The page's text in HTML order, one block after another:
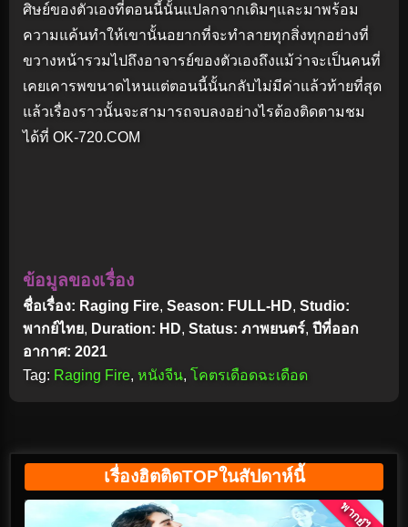
ศิษย์ของตัวเองที่ตอนนี้นั้นแปลกจากเดิมๆและมาพร้อม
ความแค้นทำให้เขานั้นอยากที่จะทำลายทุกสิ่งทุกอย่างที่
ขวางหน้ารวมไปถึงอาจารย์ของตัวเองถึงแม้ว่าจะเป็นคนที่
เคยเคารพขนาดไหนแต่ตอนนี้นั้นกลับไม่มีค่าแล้วท้ายที่สุด
แล้วเรื่องราวนั้นจะสามารถจบลงอย่างไรต้องติดตามชม
ได้ที่ OK-720.COM
ข้อมูลของเรื่อง
ชื่อเรื่อง: Raging Fire, Season: FULL-HD, Studio:
พากย์ไทย, Duration: HD, Status: ภาพยนตร์, ปีที่ออก
อากาศ: 2021
Tag: Raging Fire, หนังจีน, โคตรเดือดฉะเดือด
เรื่องฮิตติดTOPในสัปดาห์นี้